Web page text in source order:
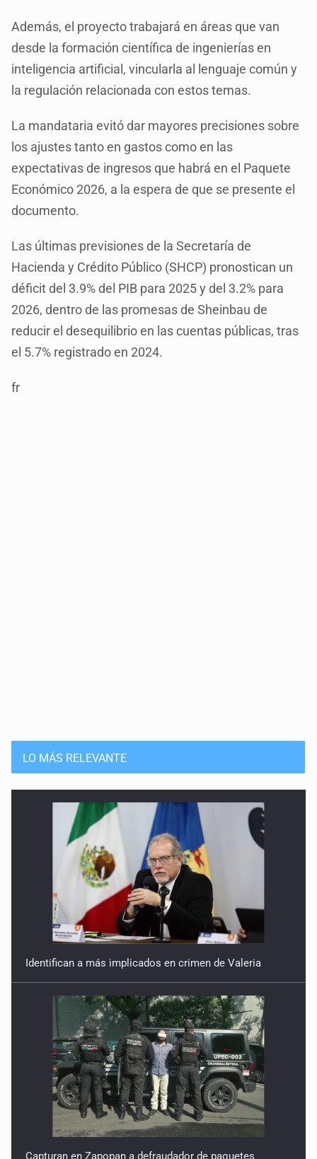
Además, el proyecto trabajará en áreas que van
desde la formación científica de ingenierías en
inteligencia artificial, vincularla al lenguaje común y
la regulación relacionada con estos temas.
La mandataria evitó dar mayores precisiones sobre
los ajustes tanto en gastos como en las
expectativas de ingresos que habrá en el Paquete
Económico 2026, a la espera de que se presente el
documento.
Las últimas previsiones de la Secretaría de
Hacienda y Crédito Público (SHCP) pronostican un
déficit del 3.9% del PIB para 2025 y del 3.2% para
2026, dentro de las promesas de Sheinbau de
reducir el desequilibrio en las cuentas públicas, tras
el 5.7% registrado en 2024.
fr
LO MÁS RELEVANTE
Identifican a más implicados en crimen de Valeria
Capturan en Zapopan a defraudador de paquetes